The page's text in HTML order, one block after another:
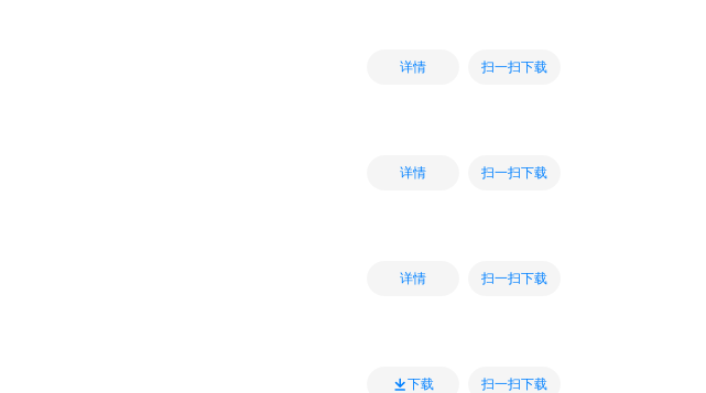
详情 扫一扫下载
详情 扫一扫下载
详情 扫一扫下载
下载 扫一扫下载